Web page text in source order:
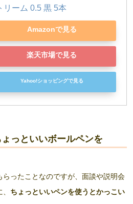
リーム 0.5 黒 5本
Amazonで見る
楽天市場で見る
Yahoo!ショッピングで見る
っといいボールペンを
らったことなのですが、面談や説明会
ちょっといいペンを使うとかっこい